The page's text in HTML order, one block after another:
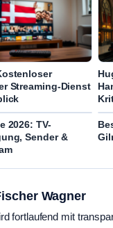
Streaming-Dienst
2026: TV-
Sender &
Wagner
fortlaufend mit